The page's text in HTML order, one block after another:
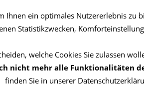
Ihnen ein optimales Nutzererlebnis zu
Statistikzwecken,
welche Cookies Sie zulassen
nicht mehr alle Funktionalitäten
finden Sie in unserer